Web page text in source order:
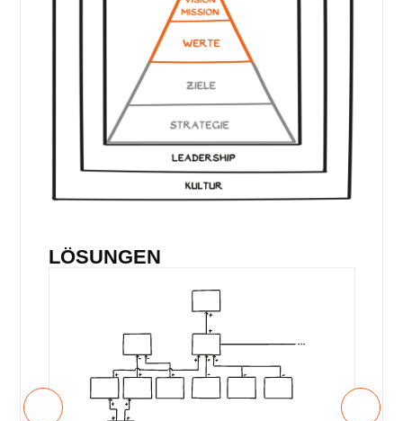
LÖSUNGEN